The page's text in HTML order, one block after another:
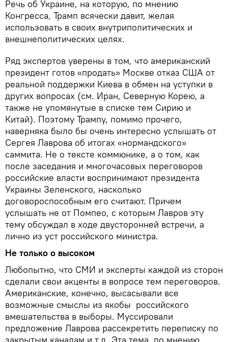
Речь об Украине, на которую, по мнению
Конгресса, Трамп всячески давит, желая
использовать в своих внутриполитических и
внешнеполитических целях.
Ряд экспертов уверены в том, что американский
президент готов «продать» Москве отказ США от
реальной поддержки Киева в обмен на уступки в
других вопросах (см. Иран, Северную Корею, а
также не упомянутые в списке тем Сирию и
Китай). Поэтому Трампу, помимо прочего,
наверняка было бы очень интересно услышать от
Сергея Лаврова об итогах «нормандского»
саммита. Не о тексте коммюнике, а о том, как
после заседания и многочасовых переговоров
российские власти воспринимают президента
Украины Зеленского, насколько
договороспособным его считают. Причем
услышать не от Помпео, с которым Лавров эту
тему обсуждал в ходе двусторонней встречи, а
лично из уст российского министра.
Не только о высоком
Любопытно, что СМИ и эксперты каждой из сторон
сделали свои акценты в вопросе тем переговоров.
Американские, конечно, высасывали все
возможные смыслы из якобы российского
вмешательства в выборы. Муссировали
предложение Лаврова рассекретить переписку по